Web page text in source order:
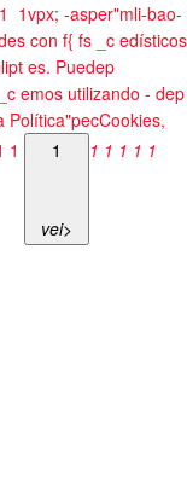
1 1vpx; -asper"mli-bao-
con f{ fs _c edísticos
es. Puedep
emos utilizando - dep
Política"pecCookies,
1 1
vei>
1 1 1 1 1